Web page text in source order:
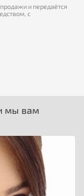
и передаётся
с
мы вам